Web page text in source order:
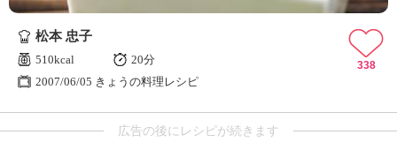
松本 忠子
510kcal
20分
2007/06/05 きょうの料理レシピ
338
広告の後にレシピが続きます